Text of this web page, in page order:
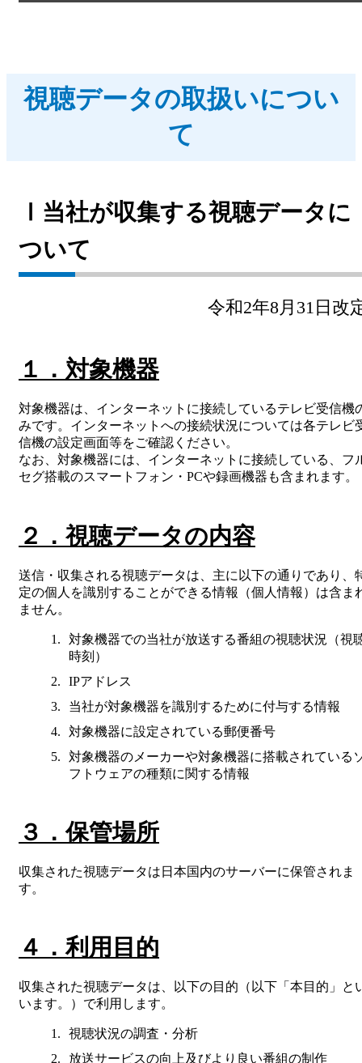
視聴データの取扱いについ
て
Ⅰ当社が収集する視聴データに
ついて
令和2年8月31日改
１．対象機器
対象機器は、インターネットに接続しているテレビ受信機
みです。インターネットへの接続状況については各テレビ
信機の設定画面等をご確認ください。
なお、対象機器には、インターネットに接続している、フ
セグ搭載のスマートフォン・PCや録画機器も含まれます。
２．視聴データの内容
送信・収集される視聴データは、主に以下の通りであり、
定の個人を識別することができる情報（個人情報）は含ま
ません。
対象機器での当社が放送する番組の視聴状況（視
時刻）
IPアドレス
当社が対象機器を識別するために付与する情報
対象機器に設定されている郵便番号
対象機器のメーカーや対象機器に搭載されている
フトウェアの種類に関する情報
３．保管場所
収集された視聴データは日本国内のサーバーに保管されま
す。
４．利用目的
収集された視聴データは、以下の目的（以下「本目的」と
います。）で利用します。
視聴状況の調査・分析
放送サービスの向上及びより良い番組の制作
OABのMVV
放送番組審議会
大分朝日放送 人権方針
青少年と放送
不法電波はいけません！
個人情報について
国民保護業務計画
特定商取引に関する法律による表示
後援申請